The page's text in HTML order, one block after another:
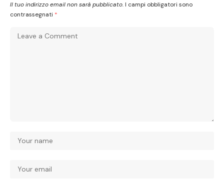
Il tuo indirizzo email non sarà pubblicato. I campi obbligatori sono
contrassegnati *